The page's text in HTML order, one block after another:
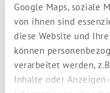
Google Maps, soziale
von ihnen sind
diese Website und
können
verarbeitet werden,
Inhalte oder
Die Themen der
Woche 1: Glücklich
Freiheit